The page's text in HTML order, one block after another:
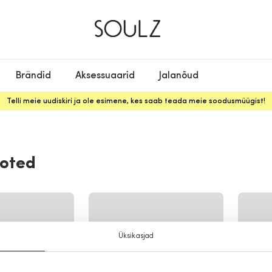
Üksikasjad
Brändid Aksessuaarid Jalanõud
Telli meie uudiskiri ja ole esimene, kes saab teada meie soodusmüügist!